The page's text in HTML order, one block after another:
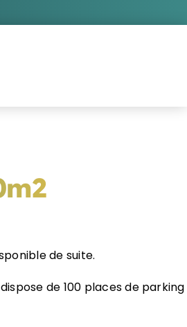
de suite.
de 100 places de parking